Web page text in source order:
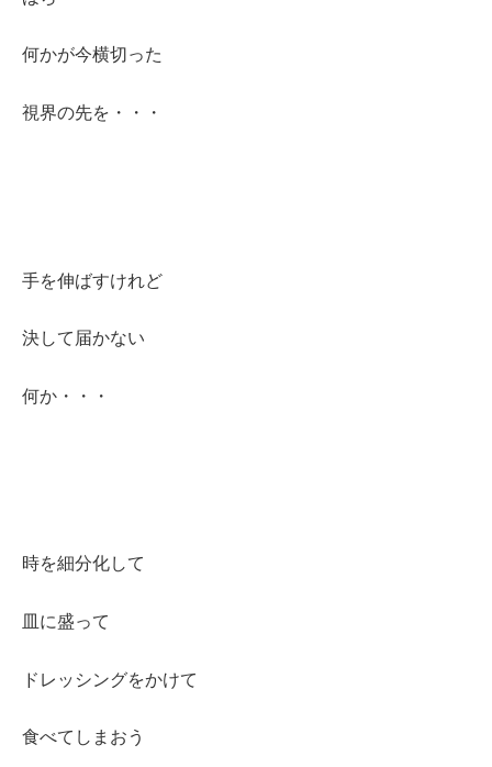
何かが今横切った
視界の先を・・・
手を伸ばすけれど
決して届かない
何か・・・
時を細分化して
皿に盛って
ドレッシングをかけて
食べてしまおう